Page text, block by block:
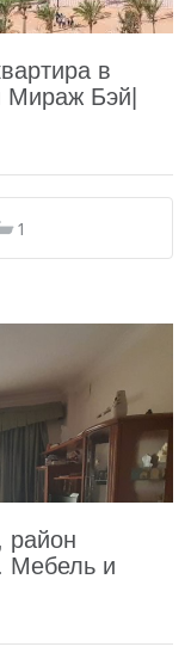
в
Мираж Бэй|
1
район
Мебель и